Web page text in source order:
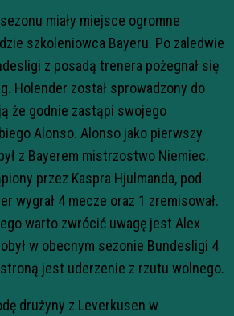
miały miejsce ogromne
szkoleniowca Bayeru. Po zaledwie
z posadą trenera pożegnał się
Holender został sprowadzony do
że godnie zastąpi swojego
Alonso. Alonso jako pierwszy
z Bayerem mistrzostwo Niemiec.
przez Kaspra Hjulmanda, pod
wygrał 4 mecze oraz 1 zremisował.
warto zwrócić uwagę jest Alex
w obecnym sezonie Bundesligi 4
jest uderzenie z rzutu wolnego.
drużyny z Leverkusen w